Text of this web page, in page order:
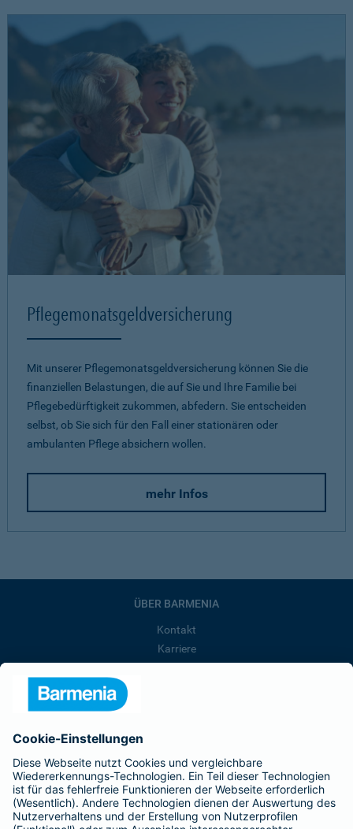
Pflegemonatsgeld­versicherung
Mit unserer Pflegemonatsgeld­versicherung können Sie die
finanziellen Belastungen, die auf Sie und Ihre Familie bei
Pflegebedürftigkeit zukommen, abfedern. Sie entscheiden
selbst, ob Sie sich für den Fall einer stationären oder
ambulanten Pflege absichern wollen.
mehr Infos
ÜBER BARMENIA
Kontakt
Karriere
Barmenia ist Teil der BarmeniaGothaer
BELIEBTE SEITEN
Kranken-Zusatzversicherung
Tierversicherungen